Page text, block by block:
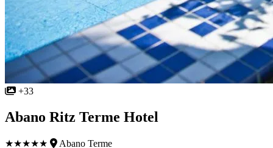
+33
Abano Ritz Terme Hotel
★★★★★ Abano Terme